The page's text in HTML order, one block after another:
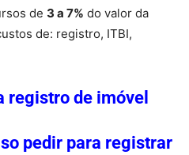
de 3 a 7% do valor da
de: registro, ITBI,
registro de imóvel
pedir para registrar